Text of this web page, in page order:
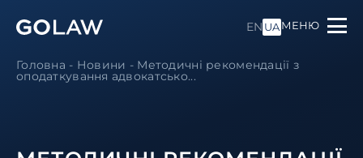
EN UAМЕНЮ
Головна - Новини - Методичні рекомендації з
оподаткування адвокатсько...